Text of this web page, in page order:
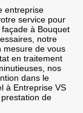
entreprise
service pour
à Bouquet
notre
mesure de vous
en traitement
nos
dans le
à Entreprise VS
de